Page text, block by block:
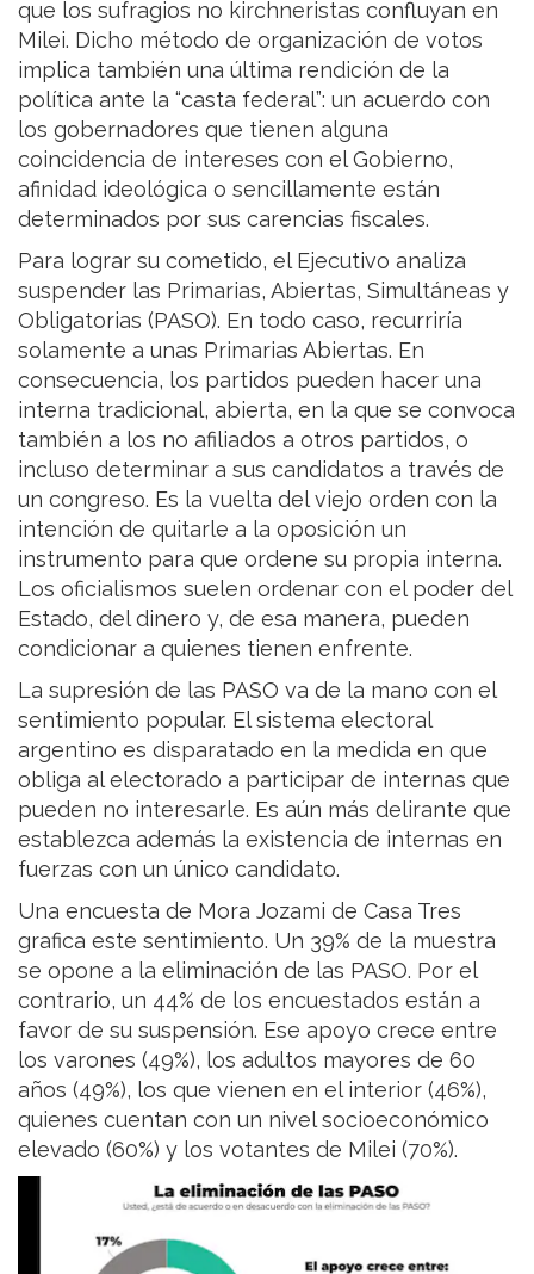
que los sufragios no kirchneristas confluyan en
Milei. Dicho método de organización de votos
implica también una última rendición de la
política ante la “casta federal”: un acuerdo con
los gobernadores que tienen alguna
coincidencia de intereses con el Gobierno,
afinidad ideológica o sencillamente están
determinados por sus carencias fiscales.
Para lograr su cometido, el Ejecutivo analiza
suspender las Primarias, Abiertas, Simultáneas y
Obligatorias (PASO). En todo caso, recurriría
solamente a unas Primarias Abiertas. En
consecuencia, los partidos pueden hacer una
interna tradicional, abierta, en la que se convoca
también a los no afiliados a otros partidos, o
incluso determinar a sus candidatos a través de
un congreso. Es la vuelta del viejo orden con la
intención de quitarle a la oposición un
instrumento para que ordene su propia interna.
Los oficialismos suelen ordenar con el poder del
Estado, del dinero y, de esa manera, pueden
condicionar a quienes tienen enfrente.
La supresión de las PASO va de la mano con el
sentimiento popular. El sistema electoral
argentino es disparatado en la medida en que
obliga al electorado a participar de internas que
pueden no interesarle. Es aún más delirante que
establezca además la existencia de internas en
fuerzas con un único candidato.
Una encuesta de Mora Jozami de Casa Tres
grafica este sentimiento. Un 39% de la muestra
se opone a la eliminación de las PASO. Por el
contrario, un 44% de los encuestados están a
favor de su suspensión. Ese apoyo crece entre
los varones (49%), los adultos mayores de 60
años (49%), los que vienen en el interior (46%),
quienes cuentan con un nivel socioeconómico
elevado (60%) y los votantes de Milei (70%).